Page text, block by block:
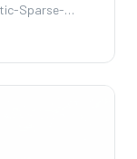
Sparse-